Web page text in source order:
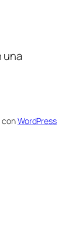
una
conWordPress